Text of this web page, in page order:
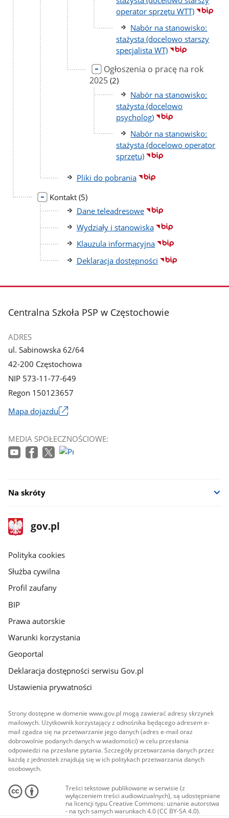
operator sprzętu WTT)
Nabór na stanowisko:
stażysta (docelowo starszy
specjalista WT)
Ogłoszenia o pracę na rok
2025 liczba
podstron
(2)
Nabór na stanowisko:
stażysta (docelowo
psycholog)
Nabór na stanowisko:
stażysta (docelowo operator
sprzętu)
Pliki do pobrania
Kontakt liczba
podstron
(5)
Dane teleadresowe
Wydziały i stanowiska
Klauzula informacyjna
Deklaracja dostępności
stopka
Centralna Szkoła PSP w Częstochowie
ADRES
ul. Sabinowska 62/64
42-200 Częstochowa
NIP 573-11-77-649
Regon 150123657
Mapa dojazdu
się
w
MEDIA SPOŁECZNOŚCIOWE:
Na skróty
stopka
gov.pl
Strona
gov.pl
gov.pl
Polityka cookies
Służba cywilna
Profil zaufany
BIP
Prawa autorskie
Warunki korzystania
Geoportal
Deklaracja dostępności serwisu Gov.pl
Ustawienia prywatności
Strony dostępne w domenie www.gov.pl mogą zawierać adresy skrzynek
mailowych. Użytkownik korzystający z odnośnika będącego adresem e-
mail zgadza się na przetwarzanie jego danych (adres e-mail oraz
dobrowolnie podanych danych w wiadomości) w celu przesłania
odpowiedzi na przesłane pytania. Szczegóły przetwarzania danych przez
każdą z jednostek znajdują się w ich politykach przetwarzania danych
osobowych.
Treści tekstowe publikowane w serwisie (z
wyłączeniem treści audiowizualnych), są udostępniane
na licencji typu Creative Commons: uznanie autorstwa
- na tych samych warunkach 4.0 (CC BY-SA 4.0).